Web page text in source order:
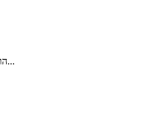
תוכנת הקידוד divx. DivX הוא למעשה מקודד סרטים, המאפשר...